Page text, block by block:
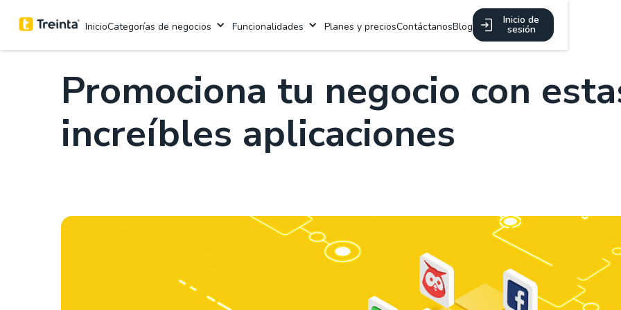
InicioCategorías de negocios Funcionalidades Planes y preciosContáctanosBlog
Inicio de
sesión
Promociona tu negocio con
increíbles aplicaciones